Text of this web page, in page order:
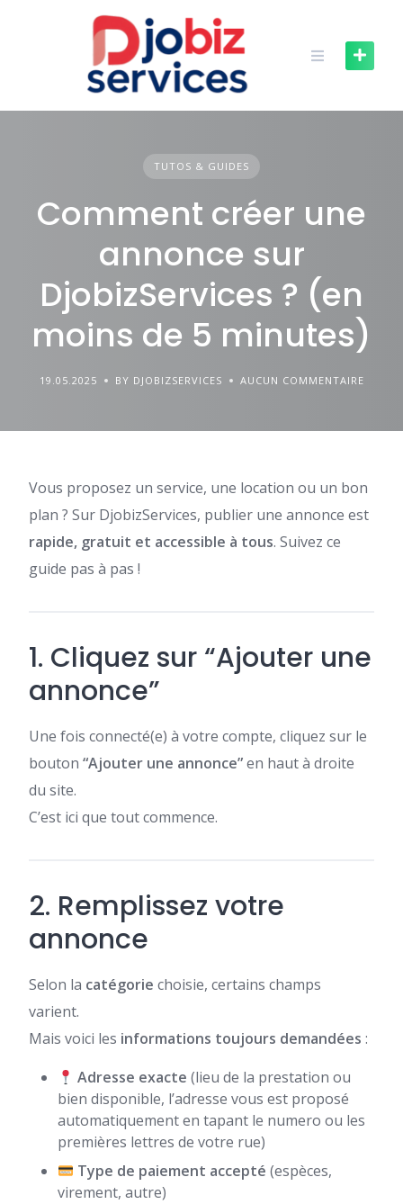
TUTOS & GUIDES
Comment créer une
annonce sur
DjobizServices ? (en
moins de 5 minutes)
19.05.2025 BY DJOBIZSERVICES AUCUN COMMENTAIRE
Vous proposez un service, une location ou un bon
plan ? Sur DjobizServices, publier une annonce est
rapide, gratuit et accessible à tous. Suivez ce
guide pas à pas !
1. Cliquez sur “Ajouter une
annonce”
Une fois connecté(e) à votre compte, cliquez sur le
bouton “Ajouter une annonce”en haut à droite
du site.
C’est ici que tout commence.
2. Remplissez votre
annonce
Selon la catégorie choisie, certains champs
varient.
Mais voici les informations toujours demandées :
Adresse exacte (lieu de la prestation ou
bien disponible, l’adresse vous est proposé
automatiquement en tapant le numero ou les
premières lettres de votre rue)
Type de paiement accepté (espèces,
virement, autre)